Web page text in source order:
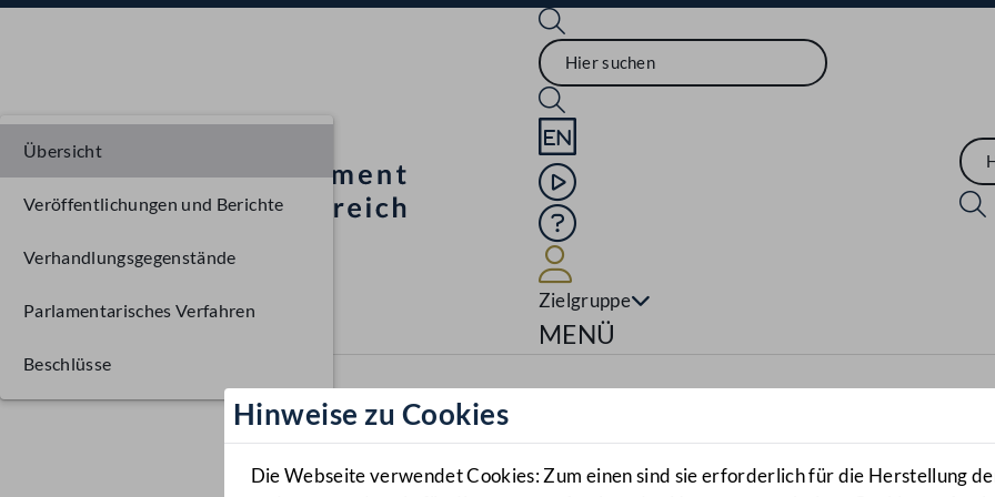
Sprache English
Mediathek
Hilfe
Zielgruppe
Navigationsmenü öffnen
MENÜ
Hinweise zu Cookies
Die Webseite verwendet Cookies: Zum einen sind sie erforderlich für die Herstellung
Übersicht
Veröffentlichungen und Berichte
Verhandlungsgegenstände
Parlamentarisches Verfahren
Beschlüsse